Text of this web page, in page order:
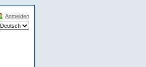
Anmelden